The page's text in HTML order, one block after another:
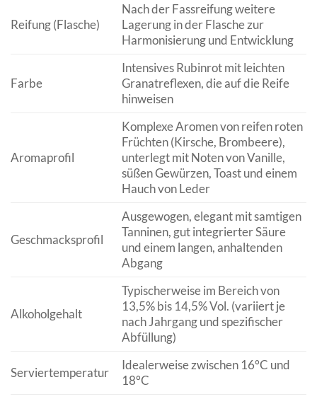
Reifung (Flasche)
Nach der Fassreifung weitere
Lagerung in der Flasche zur
Harmonisierung und Entwicklung
Farbe
Intensives Rubinrot mit leichten
Granatreflexen, die auf die Reife
hinweisen
Aromaprofil
Komplexe Aromen von reifen roten
Früchten (Kirsche, Brombeere),
unterlegt mit Noten von Vanille,
süßen Gewürzen, Toast und einem
Hauch von Leder
Geschmacksprofil
Ausgewogen, elegant mit samtigen
Tanninen, gut integrierter Säure
und einem langen, anhaltenden
Abgang
Alkoholgehalt
Typischerweise im Bereich von
13,5% bis 14,5% Vol. (variiert je
nach Jahrgang und spezifischer
Abfüllung)
Serviertemperatur
Idealerweise zwischen 16°C und
18°C